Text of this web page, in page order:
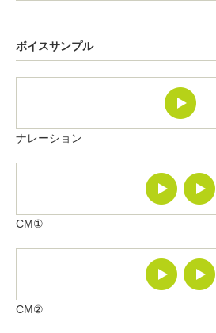
ボイスサンプル
ナレーション
CM①
CM②